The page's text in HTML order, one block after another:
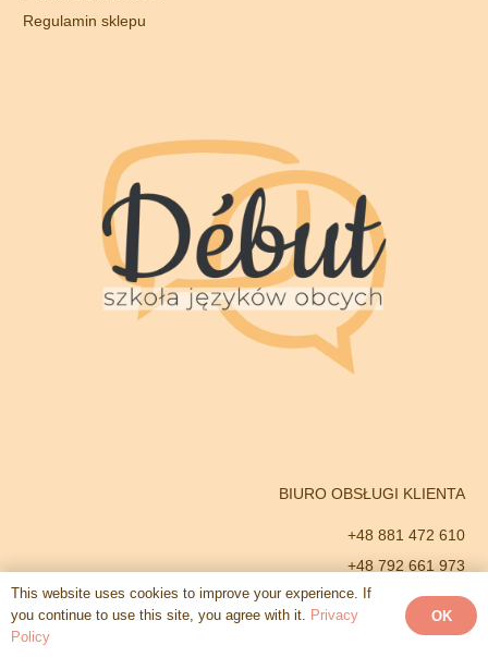
Regulamin sklepu
BIURO OBSŁUGI KLIENTA
+48 881 472 610
+48 792 661 973
GODZINY PRACY BIURA
This website uses cookies to improve your experience. If
you continue to use this site, you agree with it. Privacy
Policy
OK